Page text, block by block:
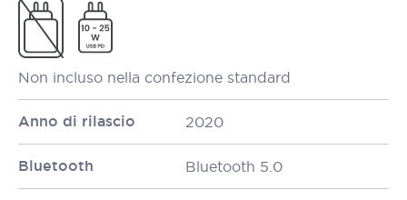
Non incluso nella confezione standard
Anno di rilascio 2020
Bluetooth Bluetooth 5.0